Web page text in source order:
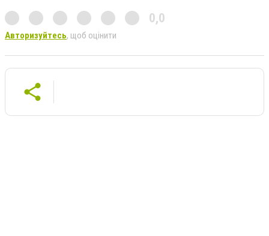
0,0
Авторизуйтесь, щоб оцінити